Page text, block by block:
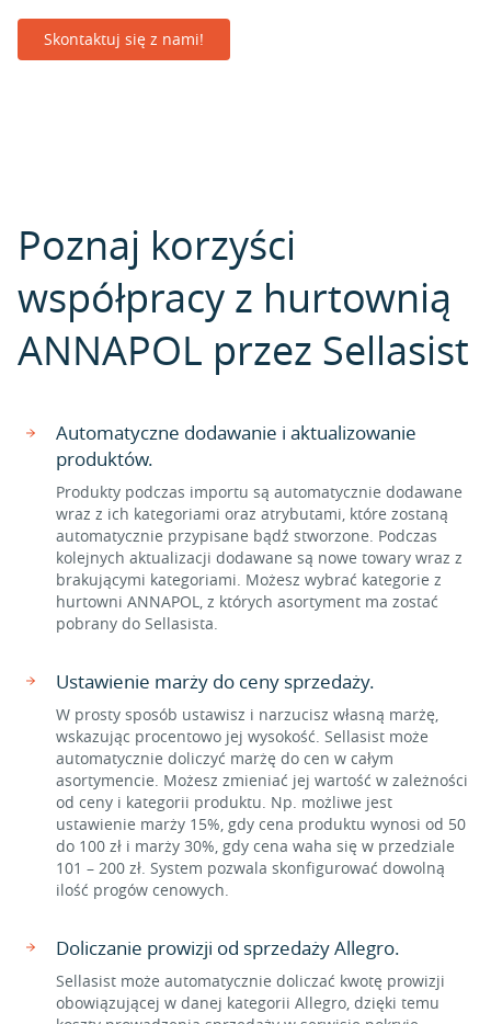
Skontaktuj się z nami!
Poznaj korzyści
współpracy z hurtownią
ANNAPOL przez Sellasist
Automatyczne dodawanie i aktualizowanie
produktów.
Produkty podczas importu są automatycznie dodawane
wraz z ich kategoriami oraz atrybutami, które zostaną
automatycznie przypisane bądź stworzone. Podczas
kolejnych aktualizacji dodawane są nowe towary wraz z
brakującymi kategoriami. Możesz wybrać kategorie z
hurtowni ANNAPOL, z których asortyment ma zostać
pobrany do Sellasista.
Ustawienie marży do ceny sprzedaży.
W prosty sposób ustawisz i narzucisz własną marżę,
wskazując procentowo jej wysokość. Sellasist może
automatycznie doliczyć marżę do cen w całym
asortymencie. Możesz zmieniać jej wartość w zależności
od ceny i kategorii produktu. Np. możliwe jest
ustawienie marży 15%, gdy cena produktu wynosi od 50
do 100 zł i marży 30%, gdy cena waha się w przedziale
101 – 200 zł. System pozwala skonfigurować dowolną
ilość progów cenowych.
Doliczanie prowizji od sprzedaży Allegro.
Sellasist może automatycznie doliczać kwotę prowizji
obowiązującej w danej kategorii Allegro, dzięki temu